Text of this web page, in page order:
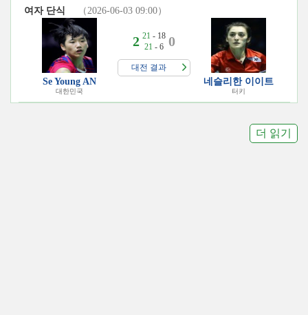
여자 단식 （2026-06-03 09:00）
Se Young AN
대한민국
2 21 - 18
21 - 6 0
대전 결과
네슬리한 이이트
터키
더 읽기